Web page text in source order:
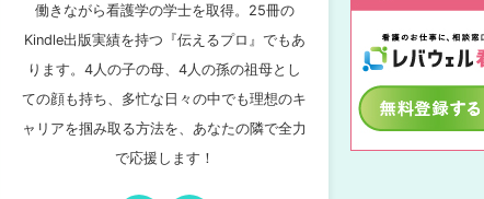
働きながら看護学の学士を取得。25冊の
Kindle出版実績を持つ『伝えるプロ』でもあ
ります。4人の子の母、4人の孫の祖母とし
ての顔も持ち、多忙な日々の中でも理想のキ
ャリアを掴み取る方法を、あなたの隣で全力
で応援します！